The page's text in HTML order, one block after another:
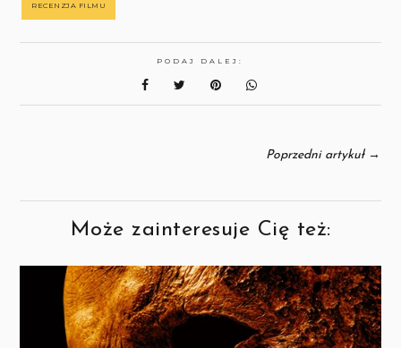
RECENZJA FILMU
PODAJ DALEJ:
Poprzedni artykuł→
Może zainteresuje Cię też: